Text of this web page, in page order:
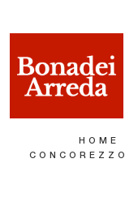
HOME
CONCOREZZO